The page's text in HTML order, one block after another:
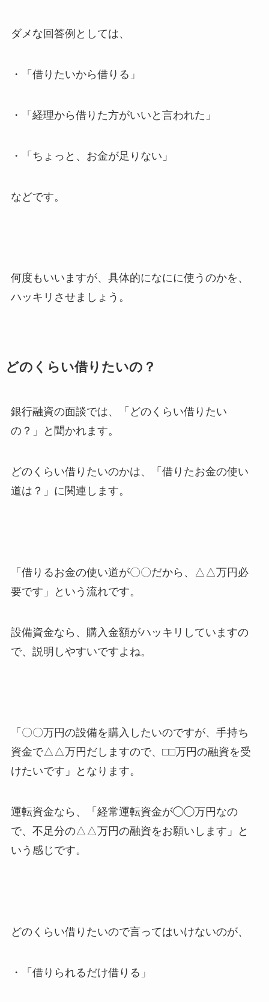
ダメな回答例としては、
・「借りたいから借りる」
・「経理から借りた方がいいと言われた」
・「ちょっと、お金が足りない」
などです。
何度もいいますが、具体的になにに使うのかを、
ハッキリさせましょう。
どのくらい借りたいの？
銀行融資の面談では、「どのくらい借りたい
の？」と聞かれます。
どのくらい借りたいのかは、「借りたお金の使い
道は？」に関連します。
「借りるお金の使い道が〇〇だから、△△万円必
要です」という流れです。
設備資金なら、購入金額がハッキリしていますの
で、説明しやすいですよね。
「〇〇万円の設備を購入したいのですが、手持ち
資金で△△万円だしますので、□□万円の融資を受
けたいです」となります。
運転資金なら、「経常運転資金が◯◯万円なの
で、不足分の△△万円の融資をお願いします」と
いう感じです。
どのくらい借りたいので言ってはいけないのが、
・「借りられるだけ借りる」